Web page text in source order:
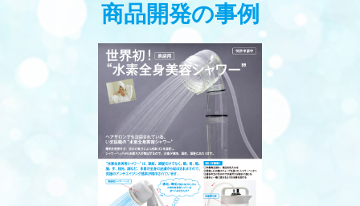
商品開発の事例